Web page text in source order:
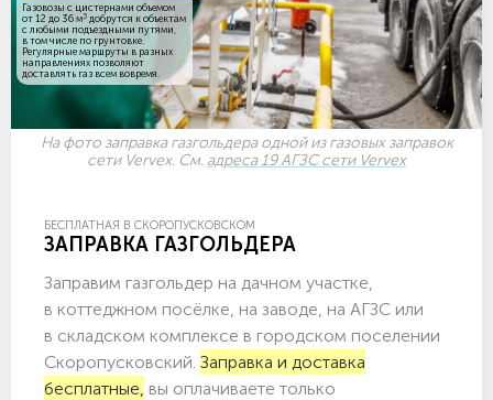
Газовозы с цистернами объемом
от 12 до 36 м3 добрутся к объектам
c любыми подъездными путями,
в том числе по грунтовке.
Регулярные маршруты в разных
направлениях позволяют
доставлять газ всем вовремя.
На фото заправка газгольдера одной из газовых заправок
сети Vervex. См. адреса 19 АГЗС сети Vervex
БЕСПЛАТНАЯ В СКОРОПУСКОВСКОМ
ЗАПРАВКА ГАЗГОЛЬДЕРА
Заправим газгольдер на дачном участке,
в коттеджном посёлке, на заводе, на АГЗС или
в складском комплексе в городском поселении
Скоропусковский. Заправка и доставка
бесплатные, вы оплачиваете только